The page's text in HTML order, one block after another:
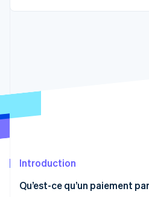
Constitution de start-up
Identity
non lucratif
État de l'API
Introduction
Qu’est-ce qu’un paiement